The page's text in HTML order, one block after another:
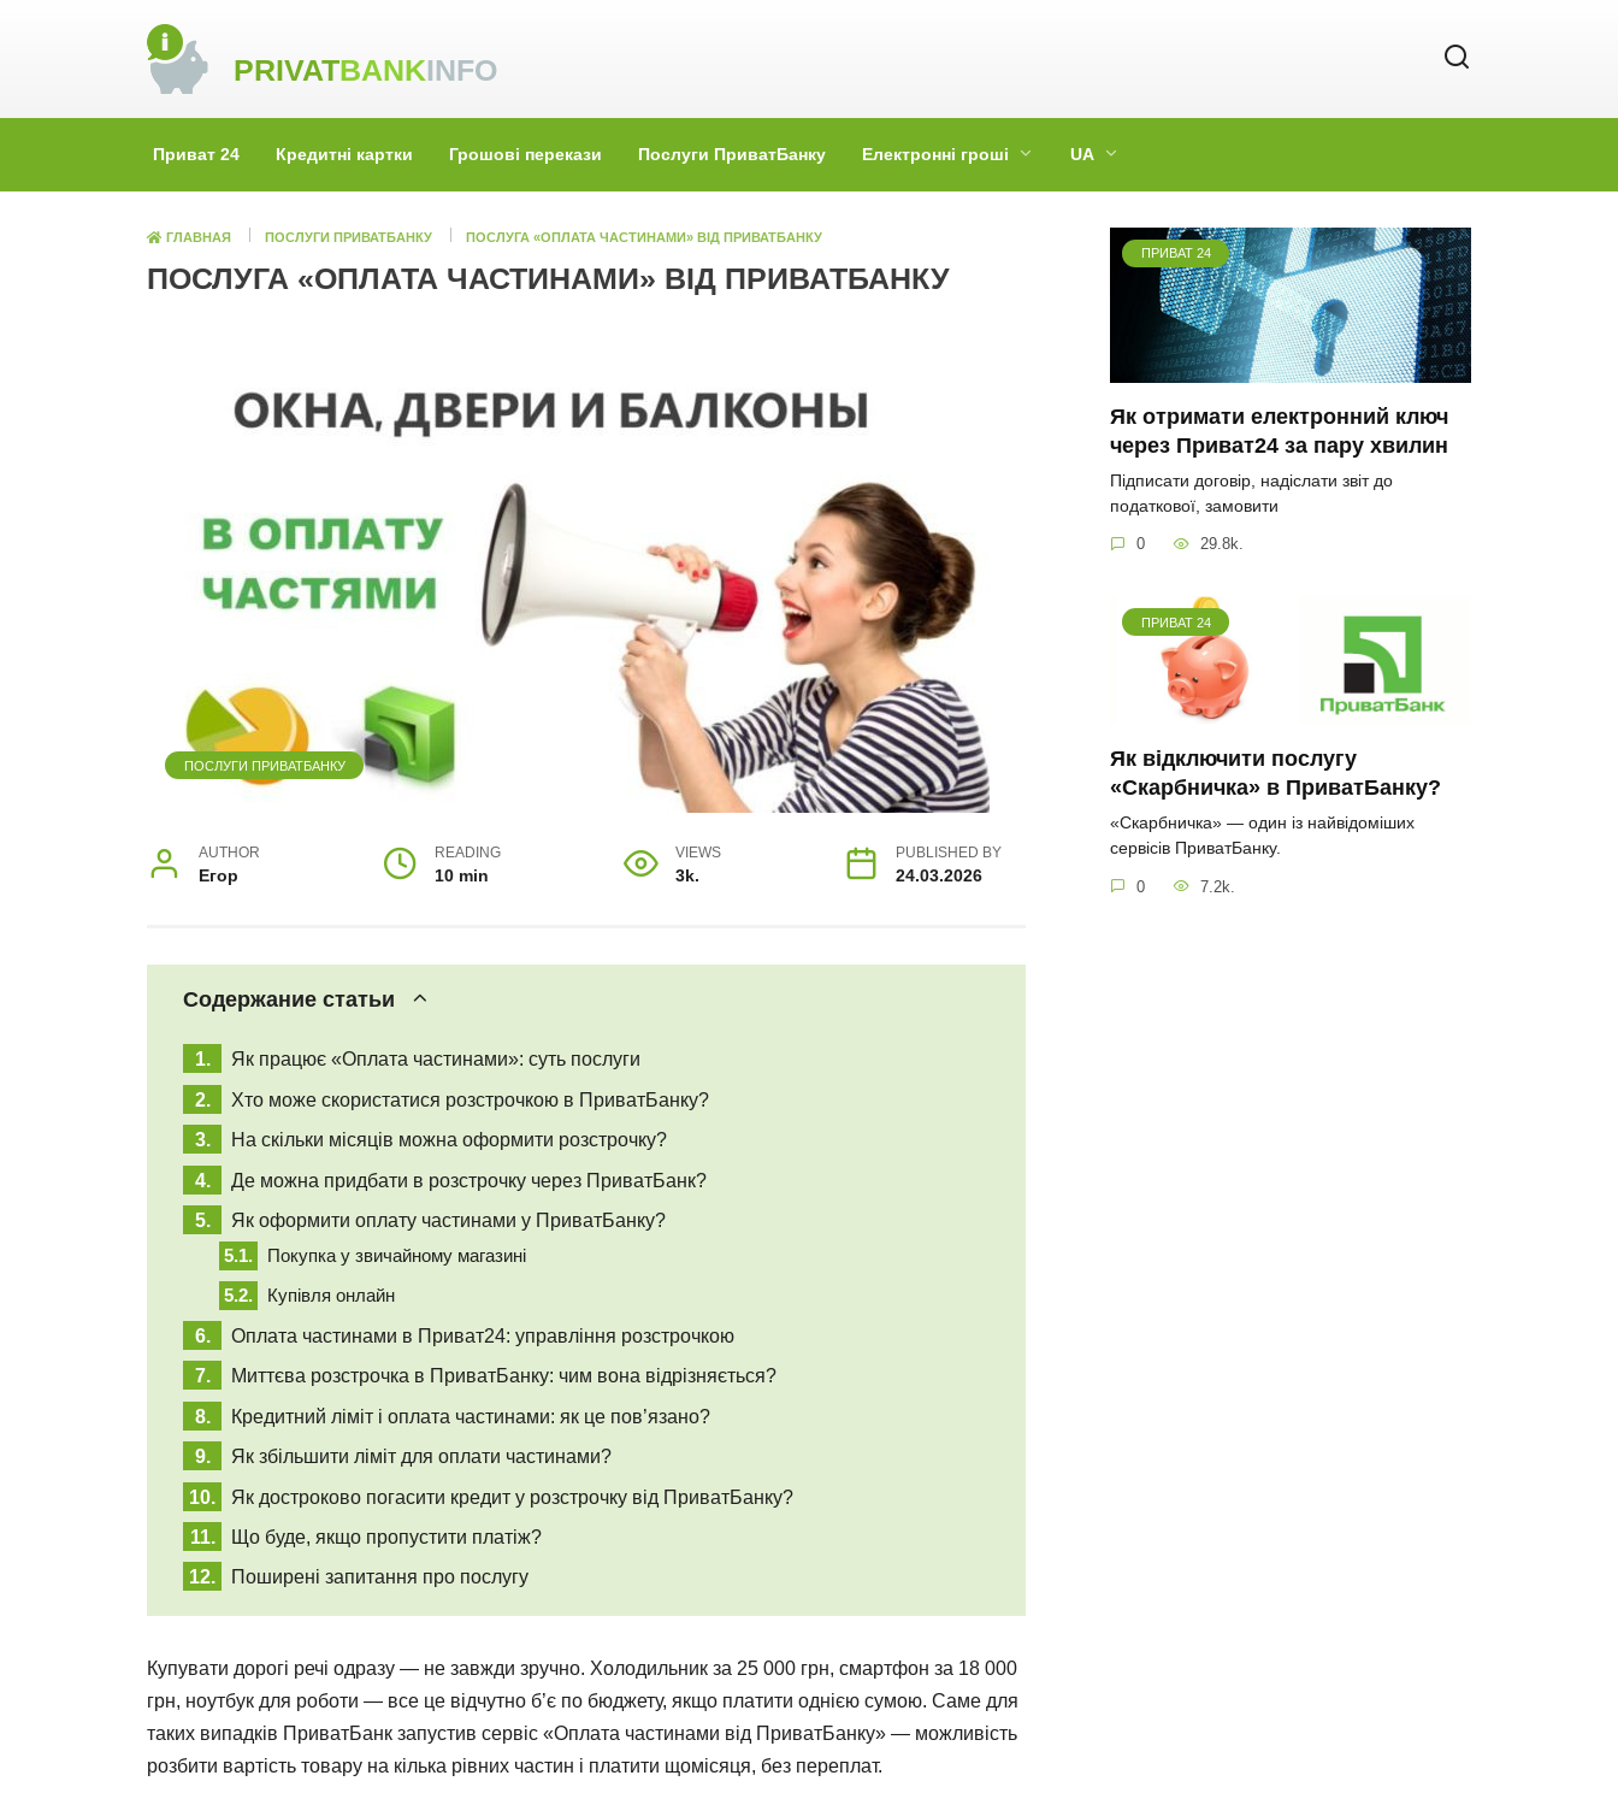
PRIVATBANKINFO
Приват 24 Кредитні картки Грошові перекази Послуги ПриватБанку Електронні гроші UA
ГЛАВНАЯ ПОСЛУГИ ПРИВАТБАНКУ ПОСЛУГА «ОПЛАТА ЧАСТИНАМИ» ВІД ПРИВАТБАНКУ
ПОСЛУГА «ОПЛАТА ЧАСТИНАМИ» ВІД ПРИВАТБАНКУ
ПОСЛУГИ ПРИВАТБАНКУ
AUTHOR
Егор
READING
10 min
VIEWS
3k.
PUBLISHED BY
24.03.2026
Содержание статьи
Як працює «Оплата частинами»: суть послуги
Хто може скористатися розстрочкою в ПриватБанку?
На скільки місяців можна оформити розстрочку?
Де можна придбати в розстрочку через ПриватБанк?
Як оформити оплату частинами у ПриватБанку?
Покупка у звичайному магазині
Купівля онлайн
Оплата частинами в Приват24: управління розстрочкою
Миттєва розстрочка в ПриватБанку: чим вона відрізняється?
Кредитний ліміт і оплата частинами: як це пов’язано?
Як збільшити ліміт для оплати частинами?
Як достроково погасити кредит у розстрочку від ПриватБанку?
Що буде, якщо пропустити платіж?
Поширені запитання про послугу
Купувати дорогі речі одразу — не завжди зручно. Холодильник за 25 000 грн, смартфон за 18 000
грн, ноутбук для роботи — все це відчутно б’є по бюджету, якщо платити однією сумою. Саме для
таких випадків ПриватБанк запустив сервіс «Оплата частинами від ПриватБанку» — можливість
розбити вартість товару на кілька рівних частин і платити щомісяця, без переплат.
ПРИВАТ 24
Як отримати електронний ключ
через Приват24 за пару хвилин
Підписати договір, надіслати звіт до
податкової, замовити
0 29.8k.
ПРИВАТ 24
Як відключити послугу
«Скарбничка» в ПриватБанку?
«Скарбничка» — один із найвідоміших
сервісів ПриватБанку.
0 7.2k.